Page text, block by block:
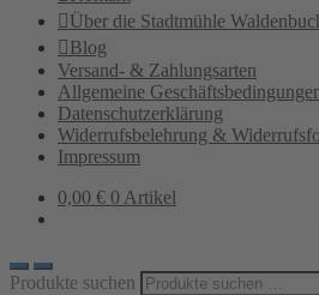
Über die Stadtmühle
Blog
Versand- & Zahlungsarten
Allgemeine
Datenschutzerklärung
Widerrufsbelehrung &
Impressum
0,00 € 0 Artikel
Produkte suchen